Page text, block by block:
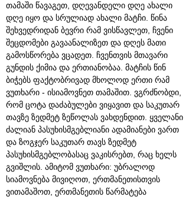
თამაში წავაგეთ, დღევანდელი დღე ახალი
დღე იყო და სრულიად ახალი მატჩი. წინა
შეხვედრიდან ბევრი რამ ვისწავლეთ, ჩვენი
შეცდომები გავაანალიზეთ და დღეს მათი
გამოსწორება ვცადეთ. ჩვენთვის მთავარი
გუნდის ქიმია და ერთიანობაა. მატჩის წინ
ბიჭებს ფაქტობრივად მხოლოდ ერთი რამ
ვუთხარი - ისიამოვნეთ თამაშით. ვგრძნობდი,
რომ ცოტა დაძაბულები ვიყავით და საკუთარ
თავზე ზედმეტ ზეწოლას ვახდენდით. ყველანი
ძალიან პასუხისმგებლიანი ადამიანები ვართ
და ზოგჯერ საკუთარ თავს ზედმეტ
პასუხისმგებლობასაც ვაკისრებთ, რაც ხელს
გვიშლის. ამიტომ ვუთხარი: უბრალოდ
სიამოვნება მივიღოთ, ერთმანეთისთვის
ვითამაშოთ, ერთმანეთის წარმატება